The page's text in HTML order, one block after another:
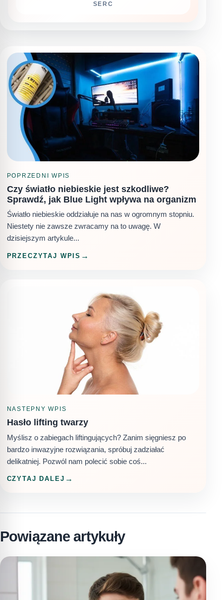
SERC
POPRZEDNI WPIS
Czy światło niebieskie jest szkodliwe?
Sprawdź, jak Blue Light wpływa na organizm
Światło niebieskie oddziałuje na nas w ogromnym stopniu.
Niestety nie zawsze zwracamy na to uwagę. W
dzisiejszym artykule...
PRZECZYTAJ WPIS
NASTEPNY WPIS
Hasło lifting twarzy
Myślisz o zabiegach liftingujących? Zanim sięgniesz po
bardzo inwazyjne rozwiązania, spróbuj zadziałać
delikatniej. Pozwól nam polecić sobie coś...
CZYTAJ DALEJ
Powiązane artykuły